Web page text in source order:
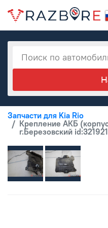
Запчасти для Kia Rio
Крепление АКБ
г.Березовский id:321921